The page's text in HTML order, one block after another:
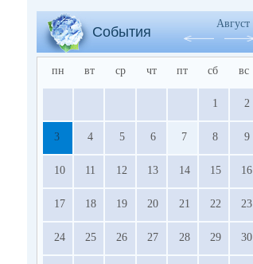
События
Август
пн вт ср чт пт сб вс
1 2
3 4 5 6 7 8 9
10 11 12 13 14 15 16
17 18 19 20 21 22 23
24 25 26 27 28 29 30